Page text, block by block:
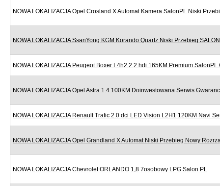
NOWA LOKALIZACJA Opel Crosland X Automat Kamera SalonPL Niski
NOWA LOKALIZACJA SsanYong KGM Korando Quartz Niski Przebieg
NOWA LOKALIZACJA Peugeot Boxer L4h2 2.2 hdi 165KM Premium
NOWA LOKALIZACJA Opel Astra 1.4 100KM Doinwestowana Serwis
NOWA LOKALIZACJA Renault Trafic 2.0 dci LED Vision L2H1 120KM Navi
NOWA LOKALIZACJA Opel Grandland X Automat Niski Przebieg Nowy
NOWA LOKALIZACJA Chevrolet ORLANDO 1,8 7osobowy LPG Salon PL